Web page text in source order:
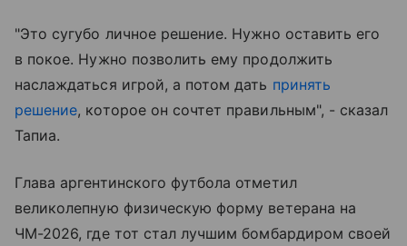
"Это сугубо личное решение. Нужно оставить его
в покое. Нужно позволить ему продолжить
наслаждаться игрой, а потом дать принять
решение, которое он сочтет правильным", - сказал
Тапиа.
Глава аргентинского футбола отметил
великолепную физическую форму ветерана на
ЧМ-2026, где тот стал лучшим бомбардиром своей